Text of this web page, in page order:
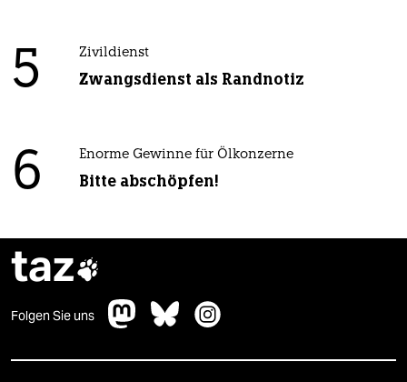
5 Zivildienst
Zwangsdienst als Randnotiz
6 Enorme Gewinne für Ölkonzerne
Bitte abschöpfen!
taz
Folgen Sie uns